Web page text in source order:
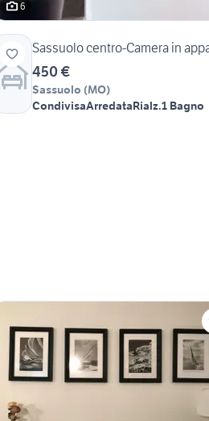
6
Sassuolo centro-Camera in
450 €
Sassuolo (MO)
CondivisaArredataRialz.1 Bagno